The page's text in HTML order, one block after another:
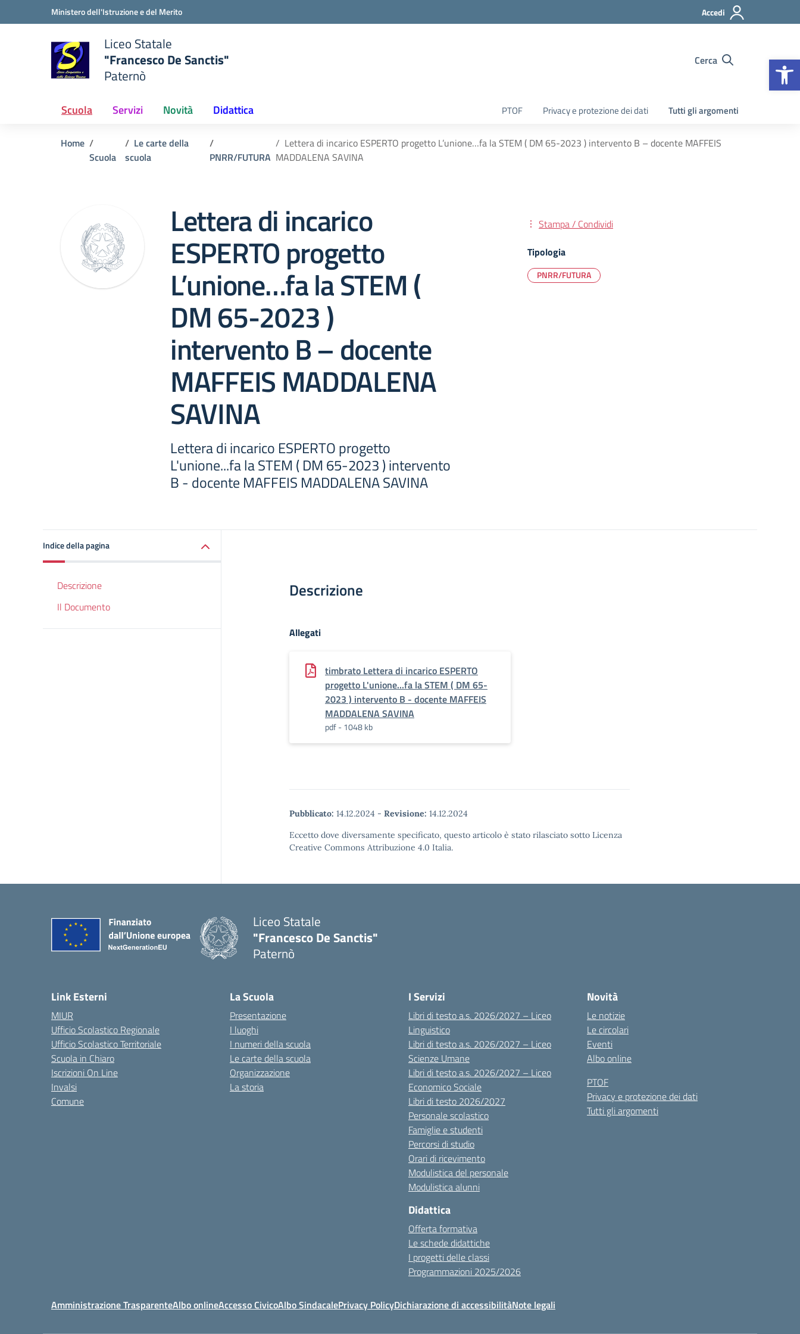
Vai ai contenuti
Vai al menu di navigazioneMinistero dell'Istruzione e del Merito Accedi
scuola
Liceo Statale
"Francesco De Sanctis"
Paternò
Cerca
Scuola Servizi Novità Didattica PTOF Privacy e protezione dei dati Tutti gli argomenti
Home
Scuola
Le carte della
scuola
PNRR/FUTURA
Lettera di incarico ESPERTO progetto L’unione…fa la STEM ( DM 65-2023 ) intervento B – docente MAFFEIS
MADDALENA SAVINA
Lettera di incarico
ESPERTO progetto
L’unione…fa la STEM (
DM 65-2023 )
intervento B – docente
MAFFEIS MADDALENA
SAVINA
Lettera di incarico ESPERTO progetto
L'unione...fa la STEM ( DM 65-2023 ) intervento
B - docente MAFFEIS MADDALENA SAVINA
Stampa / Condividi
Tipologia
PNRR/FUTURA
Indice della pagina
Descrizione
Il Documento
Descrizione
Allegati
timbrato Lettera di incarico ESPERTO
progetto L'unione...fa la STEM ( DM 65-
2023 ) intervento B - docente MAFFEIS
MADDALENA SAVINA
pdf - 1048 kb
Pubblicato: 14.12.2024 - Revisione: 14.12.2024
Eccetto dove diversamente specificato, questo articolo è stato rilasciato sotto Licenza
Creative Commons Attribuzione 4.0 Italia.
Liceo Statale
"Francesco De Sanctis"
Paternò
Link Esterni
MIUR
Ufficio Scolastico Regionale
Ufficio Scolastico Territoriale
Scuola in Chiaro
Iscrizioni On Line
Invalsi
Comune
La Scuola
Presentazione
I luoghi
I numeri della scuola
Le carte della scuola
Organizzazione
La storia
I Servizi
Libri di testo a.s. 2026/2027 – Liceo
Linguistico
Libri di testo a.s. 2026/2027 – Liceo
Scienze Umane
Libri di testo a.s. 2026/2027 – Liceo
Economico Sociale
Libri di testo 2026/2027
Personale scolastico
Famiglie e studenti
Percorsi di studio
Orari di ricevimento
Modulistica del personale
Modulistica alunni
Didattica
Offerta formativa
Le schede didattiche
I progetti delle classi
Programmazioni 2025/2026
Novità
Le notizie
Le circolari
Eventi
Albo online
PTOF
Privacy e protezione dei dati
Tutti gli argomenti
Amministrazione TrasparenteAlbo onlineAccesso CivicoAlbo SindacalePrivacy PolicyDichiarazione di accessibilitàNote legali